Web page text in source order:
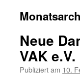
Neue
VAK e.V.
Publiziert am 10.